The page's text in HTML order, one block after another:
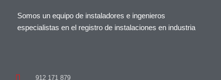
Somos un equipo de instaladores e ingenieros
especialistas en el registro de instalaciones en industria
912 171 879